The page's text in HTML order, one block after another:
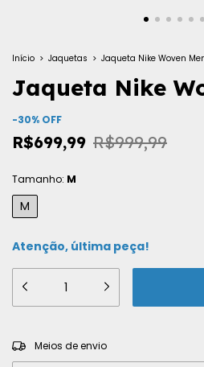
Início > Jaquetas > Jaqueta Nike Woven
Jaqueta Nike
-30% OFF
R$699,99 R$999,99
Tamanho: M
M
Atenção, última peça!
Entregas para o CEP:
Meios de envio